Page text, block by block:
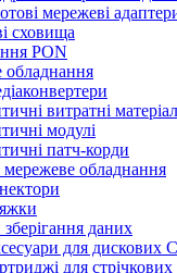
мережеві
сховища
PON
витратні
модулі
патч-корди
обладнання
даних
для дискових
для